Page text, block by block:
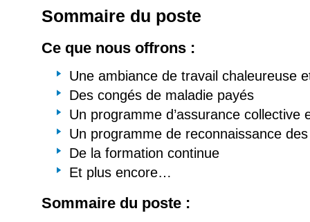
Sommaire du poste
Ce que nous offrons :
Une ambiance de travail chaleureuse
Des congés de maladie payés
Un programme d’assurance collective
Un programme de reconnaissance
De la formation continue
Et plus encore…
Sommaire du poste :